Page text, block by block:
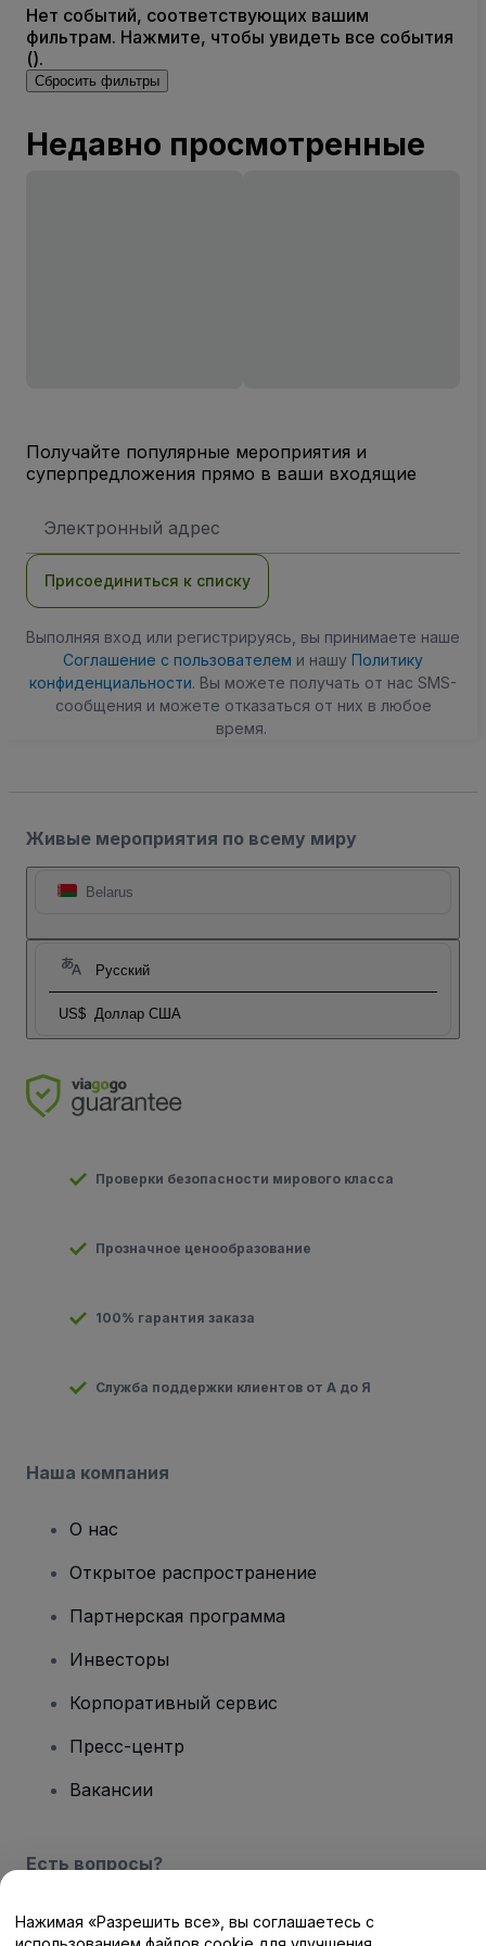
Нет событий, соответствующих вашим
фильтрам. Нажмите, чтобы увидеть все события
().
Сбросить фильтры
Недавно просмотренные
Получайте популярные мероприятия и
суперпредложения прямо в ваши входящие
электронной
Присоединиться к списку
Выполняя вход или регистрируясь, вы принимаете наше
Соглашение с пользователем и нашу Политику
конфиденциальности. Вы можете получать от нас SMS-
сообщения и можете отказаться от них в любое
время.
Живые мероприятия по всему миру
Belarus
Русский
US$ Доллар США
Проверки безопасности мирового класса
Прозначное ценообразование
100% гарантия заказа
Служба поддержки клиентов от А до Я
Наша компания
О нас
Открытое распространение
Партнерская программа
Инвесторы
Корпоративный сервис
Пресс-центр
Вакансии
Есть вопросы?
Центр помощи / Свяжитесь с нами
Нажимая «Разрешить все», вы соглашаетесь с